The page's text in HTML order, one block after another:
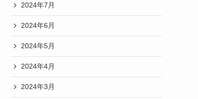
2024年7月
2024年6月
2024年5月
2024年4月
2024年3月